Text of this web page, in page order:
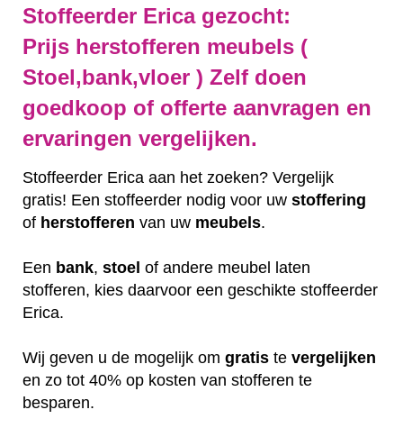
Stoffeerder Erica gezocht:
Prijs herstofferen meubels (
Stoel,bank,vloer ) Zelf doen
goedkoop of offerte aanvragen en
ervaringen vergelijken.
Stoffeerder Erica aan het zoeken? Vergelijk
gratis! Een stoffeerder nodig voor uw stoffering
of herstofferen van uw meubels.
Een bank, stoel of andere meubel laten
stofferen, kies daarvoor een geschikte stoffeerder
Erica.
Wij geven u de mogelijk om gratis te vergelijken
en zo tot 40% op kosten van stofferen te
besparen.